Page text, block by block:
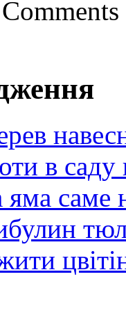
в саду
саме